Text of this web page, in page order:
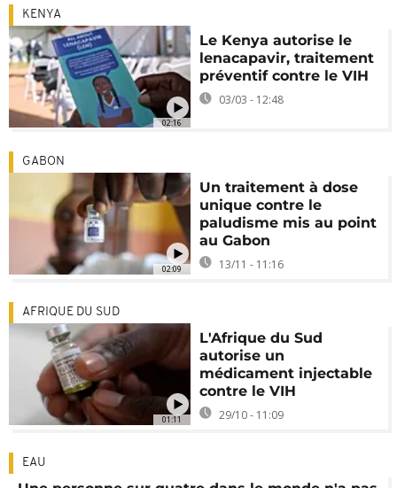
02:16
KENYA
Le Kenya autorise le
lenacapavir, traitement
préventif contre le VIH
03/03 - 12:48
02:09
GABON
Un traitement à dose
unique contre le
paludisme mis au point
au Gabon
13/11 - 11:16
01:11
AFRIQUE DU SUD
L'Afrique du Sud
autorise un
médicament injectable
contre le VIH
29/10 - 11:09
EAU